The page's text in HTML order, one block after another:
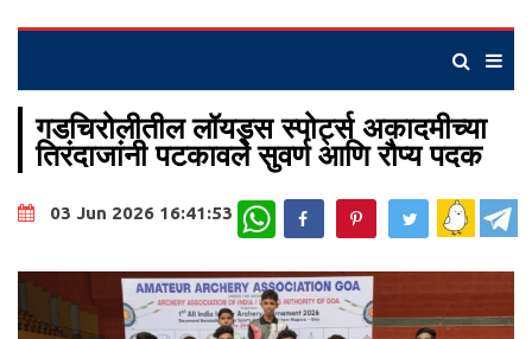
गडचिरोलीतील लॉयड्स स्पोर्ट्स अकादमीच्या
तिरंदाजांनी पटकावले सुवर्ण आणि रौप्य पदक
03 Jun 2026 16:41:53 WhatsApp